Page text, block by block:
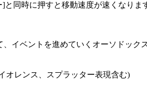
すと移動速度が速くなります
イベントを進めていくオーソドック
レンス、スプラッター表現含む)